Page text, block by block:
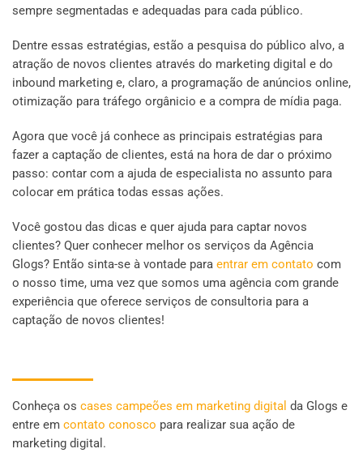
sempre segmentadas e adequadas para cada público.
Dentre essas estratégias, estão a pesquisa do público alvo, a
atração de novos clientes através do marketing digital e do
inbound marketing e, claro, a programação de anúncios online,
otimização para tráfego orgânicio e a compra de mídia paga.
Agora que você já conhece as principais estratégias para
fazer a captação de clientes, está na hora de dar o próximo
passo: contar com a ajuda de especialista no assunto para
colocar em prática todas essas ações.
Você gostou das dicas e quer ajuda para captar novos
clientes? Quer conhecer melhor os serviços da Agência
Glogs? Então sinta-se à vontade para entrar em contato com
o nosso time, uma vez que somos uma agência com grande
experiência que oferece serviços de consultoria para a
captação de novos clientes!
Conheça os cases campeões em marketing digital da Glogs e
entre em contato conosco para realizar sua ação de
marketing digital.